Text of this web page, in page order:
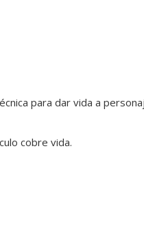
para dar vida a
cobre vida.